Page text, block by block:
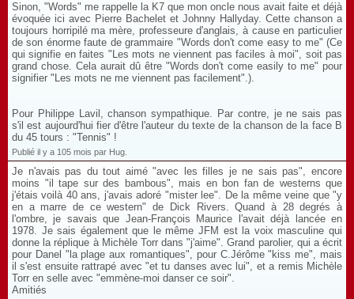
Sinon, "Words" me rappelle la K7 que mon oncle nous avait faite et déjà
évoquée ici avec Pierre Bachelet et Johnny Hallyday. Cette chanson a
toujours horripilé ma mère, professeure d'anglais, à cause en particulier
de son énorme faute de grammaire "Words don't come easy to me" (Ce
qui signifie en faites "Les mots ne viennent pas faciles à moi", soit pas
grand chose. Cela aurait dû être "Words don't come easily to me" pour
signifier "Les mots ne me viennent pas facilement".).
Pour Philippe Lavil, chanson sympathique. Par contre, je ne sais pas
s'il est aujourd'hui fier d'être l'auteur du texte de la chanson de la face B
du 45 tours : "Tennis" !
Publié il y a 105 mois par Hug.
Je n'avais pas du tout aimé "avec les filles je ne sais pas", encore
moins "il tape sur des bambous", mais en bon fan de westerns que
j'étais voilà 40 ans, j'avais adoré "mister lee". De la même veine que "y
en a marre de ce western" de Dick Rivers. Quand à 28 degrés à
l'ombre, je savais que Jean-François Maurice l'avait déjà lancée en
1978. Je sais également que le même JFM est la voix masculine qui
donne la réplique à Michèle Torr dans "j'aime". Grand parolier, qui a écrit
pour Danel "la plage aux romantiques", pour C.Jérôme "kiss me", mais
il s'est ensuite rattrapé avec "et tu danses avec lui", et a remis Michèle
Torr en selle avec "emmène-moi danser ce soir".
Amitiés